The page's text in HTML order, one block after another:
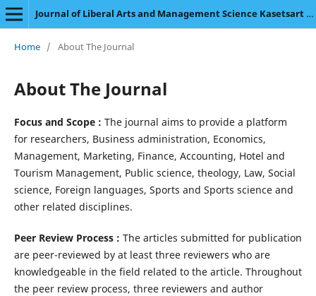
Journal of Liberal Arts and Management Science Kasetsart University
Home / About The Journal
About The Journal
Focus and Scope : The journal aims to provide a platform
for researchers, Business administration, Economics,
Management, Marketing, Finance, Accounting, Hotel and
Tourism Management, Public science, theology, Law, Social
science, Foreign languages, Sports and Sports science and
other related disciplines.
Peer Review Process : The articles submitted for publication
are peer-reviewed by at least three reviewers who are
knowledgeable in the field related to the article. Throughout
the peer review process, three reviewers and author